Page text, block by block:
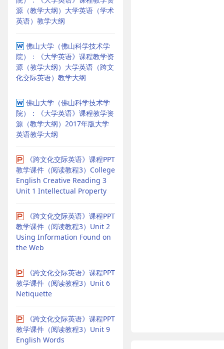
源（教学大纲）大学英语（学术
英语）教学大纲
佛山大学（佛山科学技术学
院）：《大学英语》课程教学资
源（教学大纲）大学英语（跨文
化交际英语）教学大纲
佛山大学（佛山科学技术学
院）：《大学英语》课程教学资
源（教学大纲）2017年版大学
英语教学大纲
《跨文化交际英语》课程PPT
教学课件（阅读教程3）College
English Creative Reading 3
Unit 1 Intellectual Property
《跨文化交际英语》课程PPT
教学课件（阅读教程3）Unit 2
Using Information Found on
the Web
《跨文化交际英语》课程PPT
教学课件（阅读教程3）Unit 6
Netiquette
《跨文化交际英语》课程PPT
教学课件（阅读教程3）Unit 9
English Words